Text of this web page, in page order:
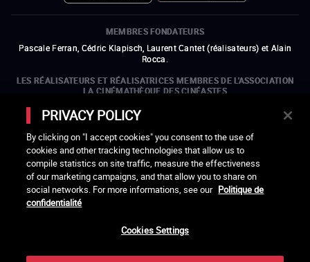
MEMBRES FONDATEURS
Pascale Ferran, Cédric Klapisch, Laurent Cantet (réalisateurs) et Alain
Rocca.
LES RÉALISATEURS ET RÉALISATRICES MEMBRES DE L'ASSOCIATION
LA CINÉMATHÈQUE DES CINÉASTES
Olivier Assayas, Bertrand Bonello, Michel Hazanavicius (représentant de
l'ARP), Rebecca Zlotowski et Mikael Buch (représentant de la SRF)
LES ORGANISMES MEMBRES DE L'ASSOCIATION LA CINÉMATHÈQUE
DES CINÉASTES
PRIVACY POLICY
By clicking on "I accept cookies" you consent to the use of
cookies and other tracking technologies that allow us to
compile statistics on site traffic, measure the effectiveness
of our marketing campaigns, and that allow you to share on
social networks. For more informations, see our Politique de
confidentialité
Cookies Settings